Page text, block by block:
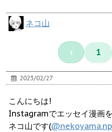
ネコ山
‹ 1
2023/02/27
こんにちは!
Instagramでエッセイ漫画
ネコ山です(